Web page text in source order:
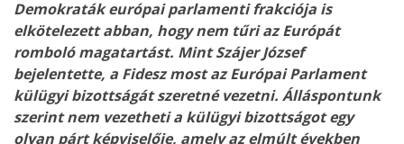
Demokraták európai parlamenti frakciója is
elkötelezett abban, hogy nem tűri az Európát
romboló magatartást. Mint Szájer József
bejelentette, a Fidesz most az Európai Parlament
külügyi bizottságát szeretné vezetni. Álláspontunk
szerint nem vezetheti a külügyi bizottságot egy
olyan párt képviselője, amely az elmúlt években